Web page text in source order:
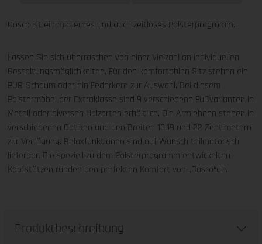
Casco ist ein modernes und auch zeitloses Polsterprogramm.
Lassen Sie sich überraschen von einer Vielzahl an individuellen
Gestaltungsmöglichkeiten. Für den komfortablen Sitz stehen ein
PUR-Schaum oder ein Federkern zur Auswahl. Bei diesem
Polstermöbel der Extraklasse sind 9 verschiedene Fußvarianten in
Metall oder diversen Holzarten erhältlich. Die Armlehnen stehen in
verschiedenen Optiken und den Breiten 13,19 und 22 Zentimetern
zur Verfügung. Relaxfunktionen sind auf Wunsch teilmotorisch
lieferbar. Die speziell zu dem Polsterprogramm entwickelten
Kopfstützen runden den perfekten Komfort von „Casco“ab.
Produktbeschreibung